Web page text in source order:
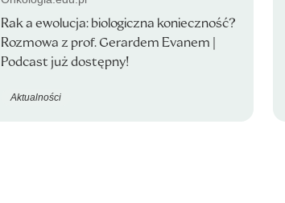
Rak a ewolucja: biologiczna konieczność?
Rozmowa z prof. Gerardem Evanem |
Podcast już dostępny!
Aktualności